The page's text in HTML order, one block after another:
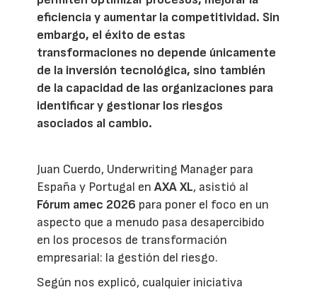
eficiencia y aumentar la competitividad. Sin
embargo, el éxito de estas
transformaciones no depende únicamente
de la inversión tecnológica, sino también
de la capacidad de las organizaciones para
identificar y gestionar los riesgos
asociados al cambio.
Juan Cuerdo, Underwriting Manager para
España y Portugal enAXA XL, asistió al
Fórum amec 2026 para poner el foco en un
aspecto que a menudo pasa desapercibido
en los procesos de transformación
empresarial: la gestión del riesgo.
Según nos explicó, cualquier iniciativa